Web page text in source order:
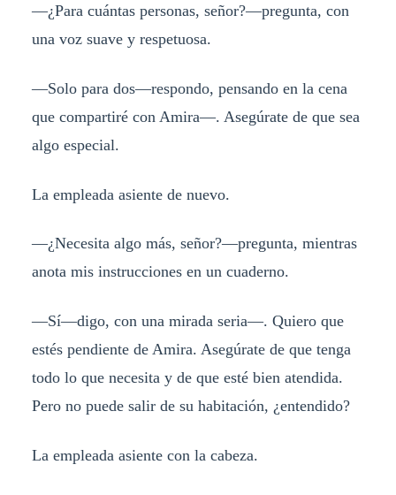
—¿Para cuántas personas, señor?—pregunta, con
una voz suave y respetuosa.
—Solo para dos—respondo, pensando en la cena
que compartiré con Amira—. Asegúrate de que sea
algo especial.
La empleada asiente de nuevo.
—¿Necesita algo más, señor?—pregunta, mientras
anota mis instrucciones en un cuaderno.
—Sí—digo, con una mirada seria—. Quiero que
estés pendiente de Amira. Asegúrate de que tenga
todo lo que necesita y de que esté bien atendida.
Pero no puede salir de su habitación, ¿entendido?
La empleada asiente con la cabeza.